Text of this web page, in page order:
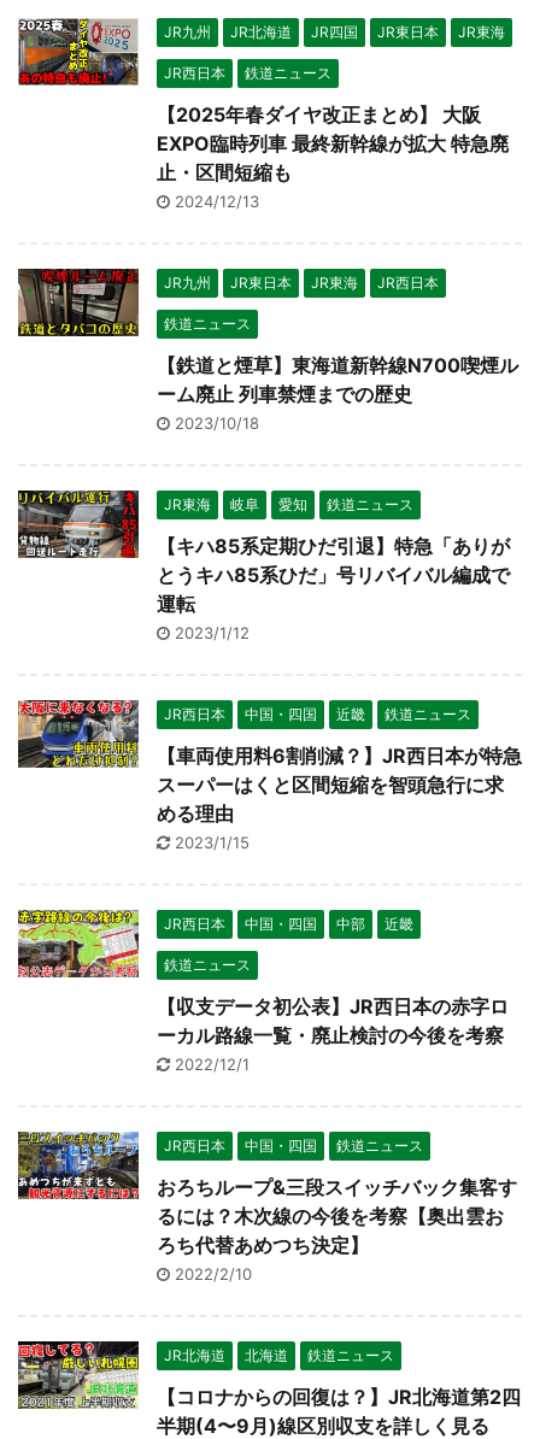
JR九州 JR北海道 JR四国 JR東日本 JR東海
JR西日本 鉄道ニュース
【2025年春ダイヤ改正まとめ】 大阪
EXPO臨時列車 最終新幹線が拡大 特急廃
止・区間短縮も
2024/12/13
JR九州 JR東日本 JR東海 JR西日本
鉄道ニュース
【鉄道と煙草】東海道新幹線N700喫煙ル
ーム廃止 列車禁煙までの歴史
2023/10/18
JR東海 岐阜 愛知 鉄道ニュース
【キハ85系定期ひだ引退】特急「ありが
とうキハ85系ひだ」号リバイバル編成で
運転
2023/1/12
JR西日本 中国・四国 近畿 鉄道ニュース
【車両使用料6割削減？】JR西日本が特急
スーパーはくと区間短縮を智頭急行に求
める理由
2023/1/15
JR西日本 中国・四国 中部 近畿
鉄道ニュース
【収支データ初公表】JR西日本の赤字ロ
ーカル路線一覧・廃止検討の今後を考察
2022/12/1
JR西日本 中国・四国 鉄道ニュース
おろちループ&三段スイッチバック集客す
るには？木次線の今後を考察【奥出雲お
ろち代替あめつち決定】
2022/2/10
JR北海道 北海道 鉄道ニュース
【コロナからの回復は？】JR北海道第2四
半期(4〜9月)線区別収支を詳しく見る